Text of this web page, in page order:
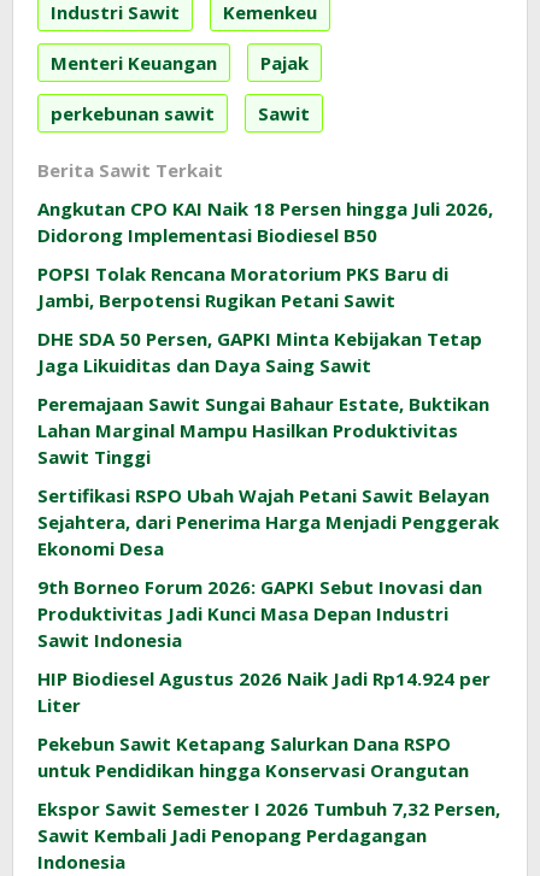
Industri Sawit Kemenkeu
Menteri Keuangan Pajak
perkebunan sawit Sawit
Berita Sawit Terkait
Angkutan CPO KAI Naik 18 Persen hingga Juli 2026,
Didorong Implementasi Biodiesel B50
POPSI Tolak Rencana Moratorium PKS Baru di
Jambi, Berpotensi Rugikan Petani Sawit
DHE SDA 50 Persen, GAPKI Minta Kebijakan Tetap
Jaga Likuiditas dan Daya Saing Sawit
Peremajaan Sawit Sungai Bahaur Estate, Buktikan
Lahan Marginal Mampu Hasilkan Produktivitas
Sawit Tinggi
Sertifikasi RSPO Ubah Wajah Petani Sawit Belayan
Sejahtera, dari Penerima Harga Menjadi Penggerak
Ekonomi Desa
9th Borneo Forum 2026: GAPKI Sebut Inovasi dan
Produktivitas Jadi Kunci Masa Depan Industri
Sawit Indonesia
HIP Biodiesel Agustus 2026 Naik Jadi Rp14.924 per
Liter
Pekebun Sawit Ketapang Salurkan Dana RSPO
untuk Pendidikan hingga Konservasi Orangutan
Ekspor Sawit Semester I 2026 Tumbuh 7,32 Persen,
Sawit Kembali Jadi Penopang Perdagangan
Indonesia